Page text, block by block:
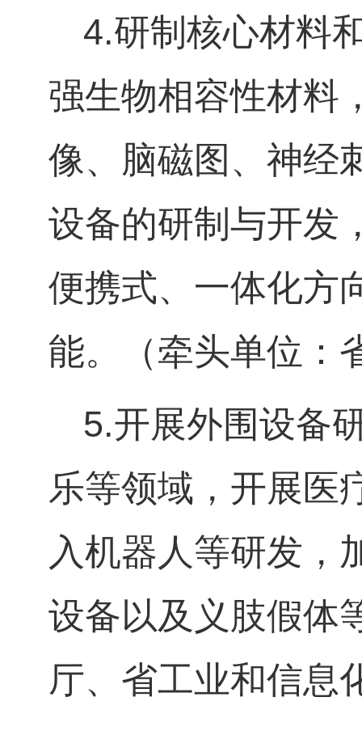
4.研制核心材料
强生物相容性材料
像、脑磁图、神经
设备的研制与开发
便携式、一体化方
能。（牵头单位：
5.开展外围设备
乐等领域，开展医
入机器人等研发，
设备以及义肢假体
厅、省工业和信息